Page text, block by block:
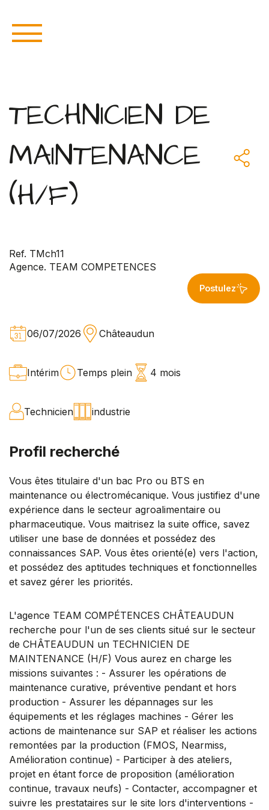
TECHNICIEN DE
MAINTENANCE
(H/F)
Ref. TMch11
Agence. TEAM COMPETENCES
Postulez
06/07/2026 Châteaudun
Intérim Temps plein 4 mois
Technicien industrie
Profil recherché
Vous êtes titulaire d'un bac Pro ou BTS en
maintenance ou électromécanique. Vous justifiez d'une
expérience dans le secteur agroalimentaire ou
pharmaceutique. Vous maitrisez la suite office, savez
utiliser une base de données et possédez des
connaissances SAP. Vous êtes orienté(e) vers l'action,
et possédez des aptitudes techniques et fonctionnelles
et savez gérer les priorités.
L'agence TEAM COMPÉTENCES CHÂTEAUDUN
recherche pour l'un de ses clients situé sur le secteur
de CHÂTEAUDUN un TECHNICIEN DE
MAINTENANCE (H/F) Vous aurez en charge les
missions suivantes : - Assurer les opérations de
maintenance curative, préventive pendant et hors
production - Assurer les dépannages sur les
équipements et les réglages machines - Gérer les
actions de maintenance sur SAP et réaliser les actions
remontées par la production (FMOS, Nearmiss,
Amélioration continue) - Participer à des ateliers,
projet en étant force de proposition (amélioration
continue, travaux neufs) - Contacter, accompagner et
suivre les prestataires sur le site lors d'interventions -